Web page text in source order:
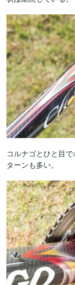
コルナゴとひと目
ターンも多い。